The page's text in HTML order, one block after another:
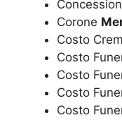
Corone
Costo
Costo
Costo
Costo
Costo